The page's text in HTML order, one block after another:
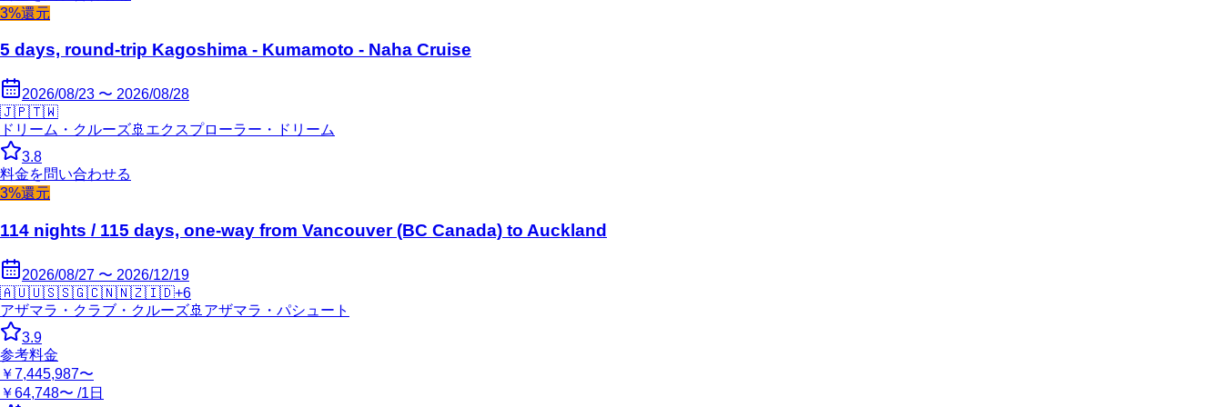
3%還元
5 days, round-trip Kagoshima - Kumamoto - Naha Cruise
2026/08/23 〜 2026/08/28
🇯🇵🇹🇼
ドリーム・クルーズ🚢 エクスプローラー・ドリーム
3.8
料金を問い合わせる
3%還元
114 nights / 115 days, one-way from Vancouver (BC Canada) to Auckland
2026/08/27 〜 2026/12/19
🇦🇺🇺🇸🇸🇬🇨🇳🇳🇿🇮🇩+6
アザマラ・クラブ・クルーズ🚢 アザマラ・パシュート
3.9
参考料金
￥7,445,987〜
￥64,748〜 /1日